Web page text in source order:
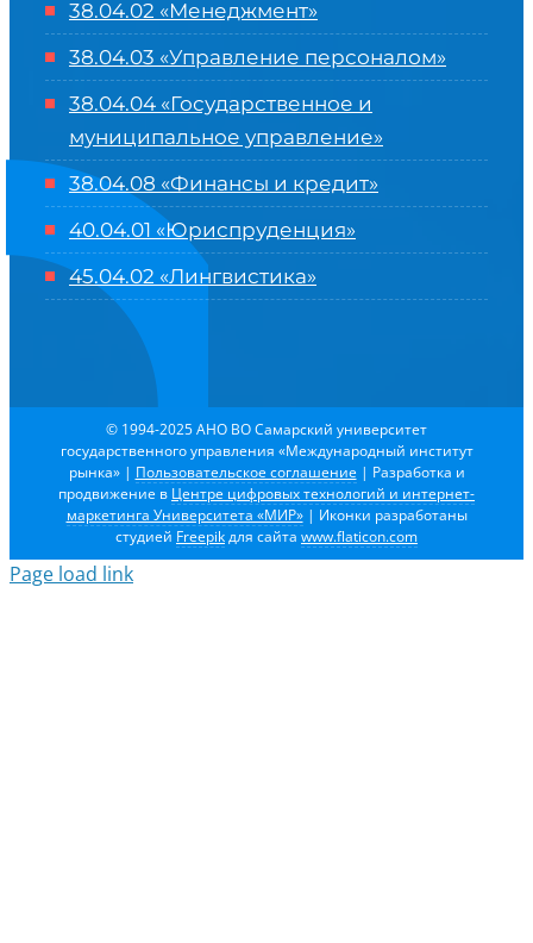
38.04.02 «Менеджмент»
38.04.03 «Управление персоналом»
38.04.04 «Государственное и
муниципальное управление»
38.04.08 «Финансы и кредит»
40.04.01 «Юриспруденция»
45.04.02 «Лингвистика»
© 1994-2025 АНО ВО Самарский университет
государственного управления «Международный институт
рынка» | Пользовательское соглашение | Разработка и
продвижение в Центре цифровых технологий и интернет-
маркетинга Университета «МИР»| Иконки разработаны
студией Freepikдля сайта www.flaticon.com
Page load link